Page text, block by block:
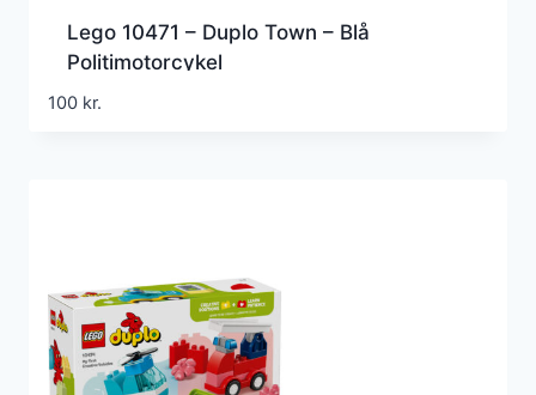
Lego 10471 – Duplo Town – Blå
Politimotorcykel
100 kr.